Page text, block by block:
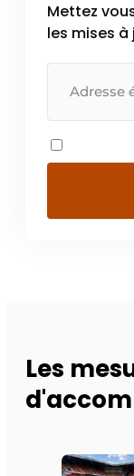
Mettez
les mises à
Les